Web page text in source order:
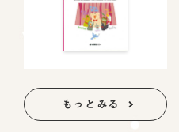
もっとみる